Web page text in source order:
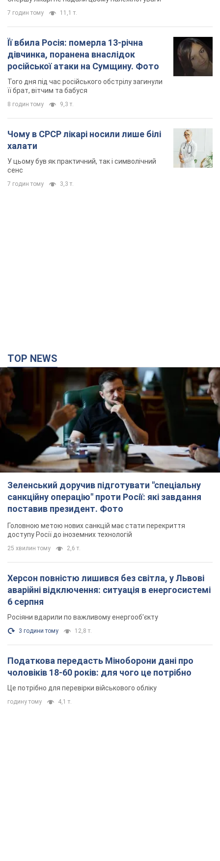
халати
сенс
7 годин тому 3,3 т.
Зеленський доручив підготувати "спеціальну
санкційну операцію" проти Росії: які завдання
поставив президент. Фото
Головною метою нових санкцій має стати перекриття
доступу Росії до іноземних технологій
25 хвилин тому 2,6 т.
Херсон повністю лишився без світла, у Львові
аварійні відключення: ситуація в енергосистемі
6 серпня
Росіяни вдарили по важливому енергооб'єкту
3 години тому 12,8 т.
Податкова передасть Міноборони дані про
чоловіків 18-60 років: для чого це потрібно
Це потрібно для перевірки військового обліку
годину тому 4,1 т.